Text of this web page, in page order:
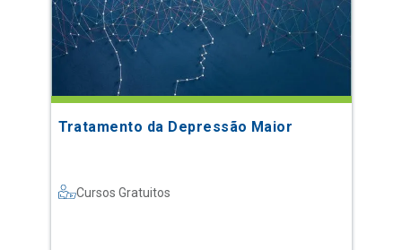
Tratamento da Depressão Maior
Cursos Gratuitos